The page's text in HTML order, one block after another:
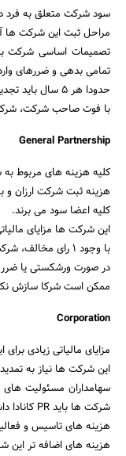
سود شرکت متعلق به فرد
مراحل ثبت این شرکت
تصمیمات اساسی شرکت
تمامی بدهی و ضررهای
حدودا هر ۵ سال باید تجدید شوند.
با فوت صاحب شرکت،
General Partnership
کلیه هزینه های مربوط
هزینه ثبت شرکت ارزان
کلیه اعضا سود می برند.
این شرکت ها مزایای
با وجود ۱ رای مخالف، شرکت بهم می ریزد.
در صورت ورشکستی یا
ممکن است شرکا سازش
Corporation
مزایای مالیاتی زیادی
این شرکت ها نیاز به تمدید
سهامداران مسئولیت
شرکت ها باید PR‌ کانادا داشته باشند.
هزینه های تاسیس و
هزینه های اضافه تر این